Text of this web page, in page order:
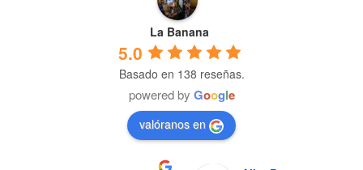
La Banana
5.0
Basado en 138 reseñas.
powered by Google
valóranos en